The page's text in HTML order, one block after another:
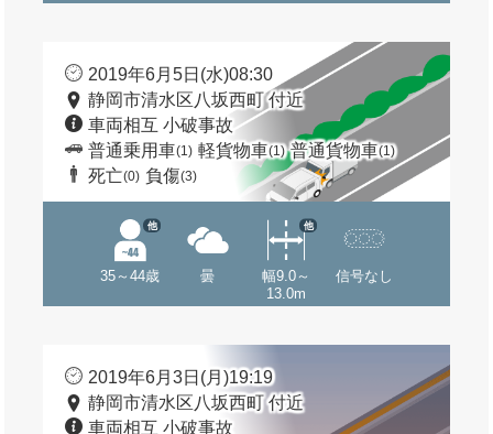
2019年6月5日(水)08:30
静岡市清水区八坂西町 付近
車両相互 小破事故
普通乗用車(1) 軽貨物車(1) 普通貨物車(1)
死亡(0) 負傷(3)
35～44歳
他
曇
幅9.0～
13.0m
他
信号なし
2019年6月3日(月)19:19
静岡市清水区八坂西町 付近
車両相互 小破事故